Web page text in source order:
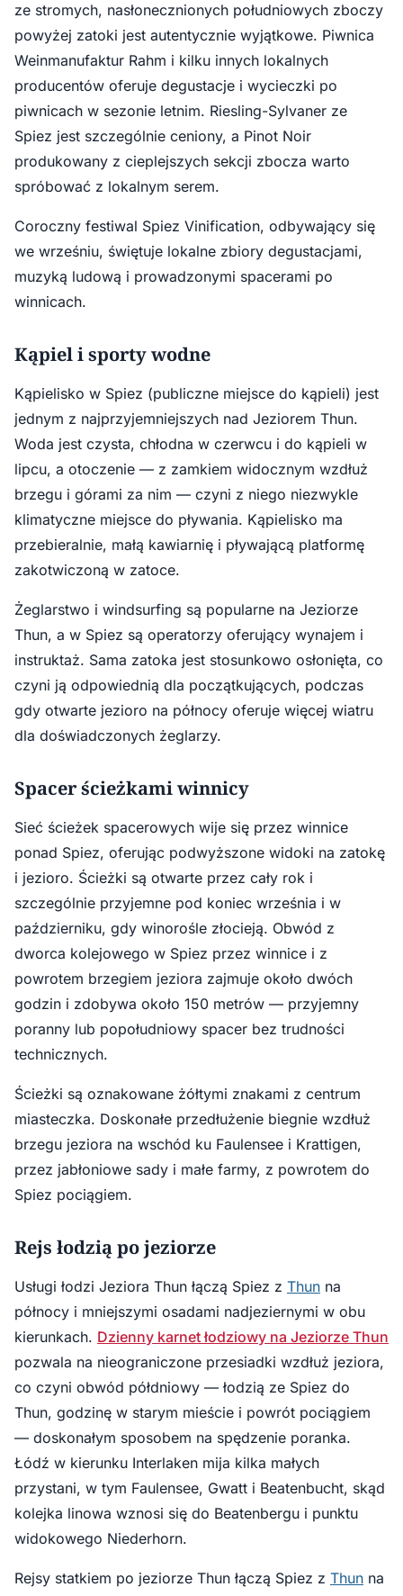
ze stromych, nasłonecznionych południowych zboczy
powyżej zatoki jest autentycznie wyjątkowe. Piwnica
Weinmanufaktur Rahm i kilku innych lokalnych
producentów oferuje degustacje i wycieczki po
piwnicach w sezonie letnim. Riesling-Sylvaner ze
Spiez jest szczególnie ceniony, a Pinot Noir
produkowany z cieplejszych sekcji zbocza warto
spróbować z lokalnym serem.
Coroczny festiwal Spiez Vinification, odbywający się
we wrześniu, świętuje lokalne zbiory degustacjami,
muzyką ludową i prowadzonymi spacerami po
winnicach.
Kąpiel i sporty wodne
Kąpielisko w Spiez (publiczne miejsce do kąpieli) jest
jednym z najprzyjemniejszych nad Jeziorem Thun.
Woda jest czysta, chłodna w czerwcu i do kąpieli w
lipcu, a otoczenie — z zamkiem widocznym wzdłuż
brzegu i górami za nim — czyni z niego niezwykle
klimatyczne miejsce do pływania. Kąpielisko ma
przebieralnie, małą kawiarnię i pływającą platformę
zakotwiczoną w zatoce.
Żeglarstwo i windsurfing są popularne na Jeziorze
Thun, a w Spiez są operatorzy oferujący wynajem i
instruktaż. Sama zatoka jest stosunkowo osłonięta, co
czyni ją odpowiednią dla początkujących, podczas
gdy otwarte jezioro na północy oferuje więcej wiatru
dla doświadczonych żeglarzy.
Spacer ścieżkami winnicy
Sieć ścieżek spacerowych wije się przez winnice
ponad Spiez, oferując podwyższone widoki na zatokę
i jezioro. Ścieżki są otwarte przez cały rok i
szczególnie przyjemne pod koniec września i w
październiku, gdy winorośle złocieją. Obwód z
dworca kolejowego w Spiez przez winnice i z
powrotem brzegiem jeziora zajmuje około dwóch
godzin i zdobywa około 150 metrów — przyjemny
poranny lub popołudniowy spacer bez trudności
technicznych.
Ścieżki są oznakowane żółtymi znakami z centrum
miasteczka. Doskonałe przedłużenie biegnie wzdłuż
brzegu jeziora na wschód ku Faulensee i Krattigen,
przez jabłoniowe sady i małe farmy, z powrotem do
Spiez pociągiem.
Rejs łodzią po jeziorze
Usługi łodzi Jeziora Thun łączą Spiez z Thun na
północy i mniejszymi osadami nadjeziernymi w obu
kierunkach. Dzienny karnet łodziowy na Jeziorze Thun
pozwala na nieograniczone przesiadki wzdłuż jeziora,
co czyni obwód półdniowy — łodzią ze Spiez do
Thun, godzinę w starym mieście i powrót pociągiem
— doskonałym sposobem na spędzenie poranka.
Łódź w kierunku Interlaken mija kilka małych
przystani, w tym Faulensee, Gwatt i Beatenbucht, skąd
kolejka linowa wznosi się do Beatenbergu i punktu
widokowego Niederhorn.
Rejsy statkiem po jeziorze Thun łączą Spiez z Thun na